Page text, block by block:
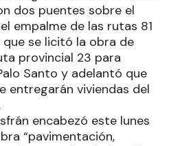
dos puentes sobre el
empalme de las rutas 81
que se licitó la obra de
provincial 23 para
Santo y adelantó que
entregarán viviendas del
encabezó este lunes
“pavimentación,